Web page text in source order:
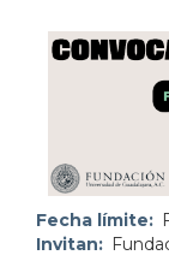
Fecha límite
Invitan